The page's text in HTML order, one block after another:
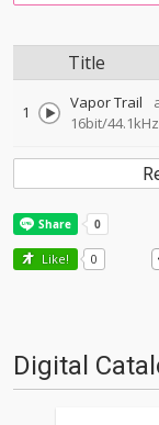
Title
1 Vapor Trail
16bit/44.1kHz
Like! 0
Digital